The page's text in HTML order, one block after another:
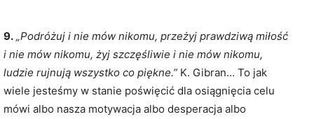
9. „Podróżuj i nie mów nikomu, przeżyj prawdziwą miłość
i nie mów nikomu, żyj szczęśliwie i nie mów nikomu,
ludzie rujnują wszystko co piękne.” K. Gibran… To jak
wiele jesteśmy w stanie poświęcić dla osiągnięcia celu
mówi albo nasza motywacja albo desperacja albo